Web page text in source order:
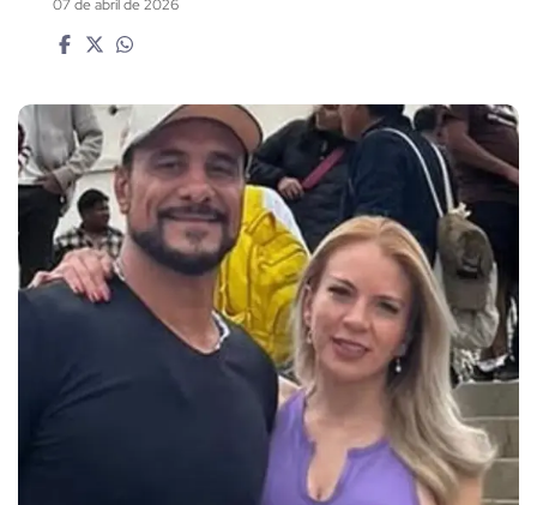
07 de abril de 2026